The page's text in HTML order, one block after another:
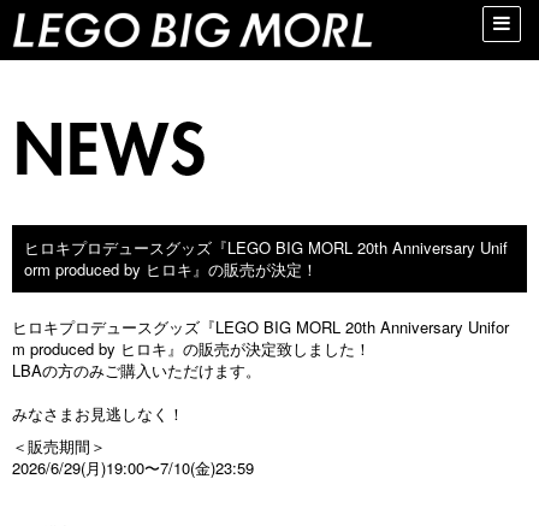
Toggle
ヒロキプロデュースグッズ『LEGO BIG MORL 20th Anniversary Unif
orm produced by ヒロキ』の販売が決定！
ヒロキプロデュースグッズ『LEGO BIG MORL 20th Anniversary Unifor
m produced by ヒロキ』の販売が決定致しました！
LBAの方のみご購入いただけます。
みなさまお見逃しなく！​
＜販売期間＞
2026/6/29(月)19:00〜7/10(金)23:59